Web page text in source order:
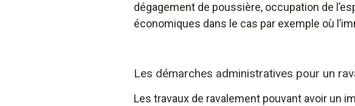
dégagement de poussière, occupation de
économiques dans le cas par exemple où
Les démarches administratives pour un
Les travaux de ravalement pouvant avoir un